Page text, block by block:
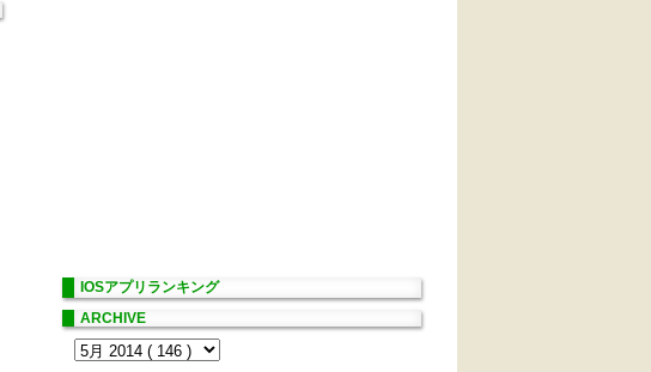
IOSアプリランキング
ARCHIVE